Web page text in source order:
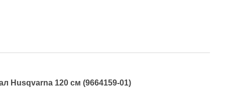
Husqvarna 120 см (9664159-01)